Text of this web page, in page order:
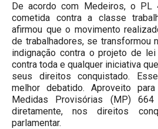
De acordo com Medeiros, o PL
cometida contra a classe
afirmou que o movimento
de trabalhadores, se transformou
indignação contra o projeto de lei
contra toda e qualquer iniciativa
seus direitos conquistado.
melhor debatido. Aproveito
Medidas Provisórias (MP)
diretamente, nos direitos
parlamentar.